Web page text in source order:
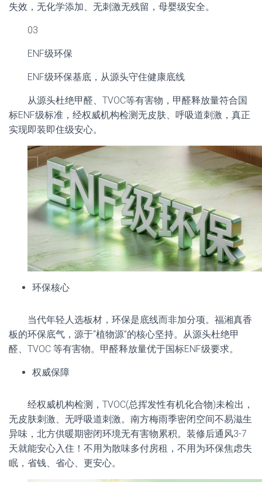
失效，无化学添加、无刺激无残留，母婴级安全。
03
ENF级环保
ENF级环保基底，从源头守住健康底线
从源头杜绝甲醛、TVOC等有害物，甲醛释放量符合国
标ENF级标准，经权威机构检测无皮肤、呼吸道刺激，真正
实现即装即住级安心。
环保核心
当代年轻人选板材，环保是底线而非加分项。福湘真香
板的环保底气，源于“植物源”的核心坚持。从源头杜绝甲
醛、TVOC 等有害物。甲醛释放量优于国标ENF级要求。
权威保障
经权威机构检测，TVOC(总挥发性有机化合物)未检出，
无皮肤刺激、无呼吸道刺激。南方梅雨季密闭空间不易滋生
异味，北方供暖期密闭环境无有害物累积。装修后通风3-7
天就能安心入住！不用为散味多付房租，不用为环保焦虑失
眠，省钱、省心、更安心。